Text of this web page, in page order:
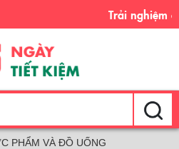
Trải nghiệm của tôi - Sự tiết
PHẨM VÀ ĐỒ UỐNG